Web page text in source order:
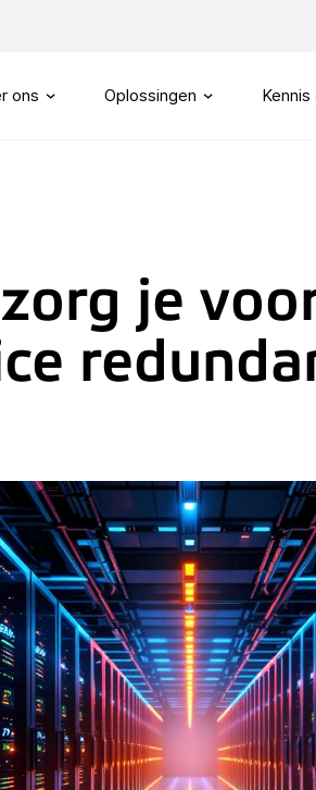
ons
Onze partners
Oplossingen
My Sound of Data
Servicenummers
je